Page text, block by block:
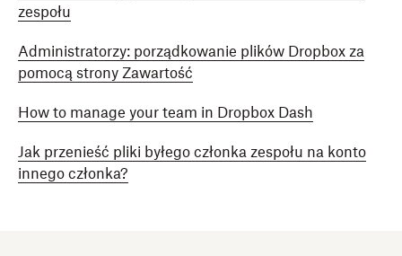
zespołu
Administratorzy: porządkowanie plików Dropbox za
pomocą strony Zawartość
How to manage your team in Dropbox Dash
Jak przenieść pliki byłego członka zespołu na konto
innego członka?